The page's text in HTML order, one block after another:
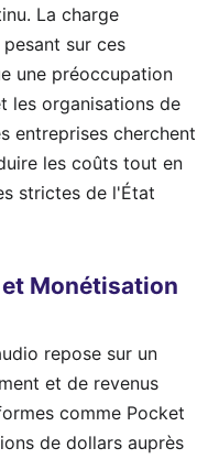
La charge
sur ces
une préoccupation
les organisations de
entreprises cherchent
les coûts tout en
strictes de l'État
Monétisation
repose sur un
et de revenus
comme Pocket
de dollars auprès